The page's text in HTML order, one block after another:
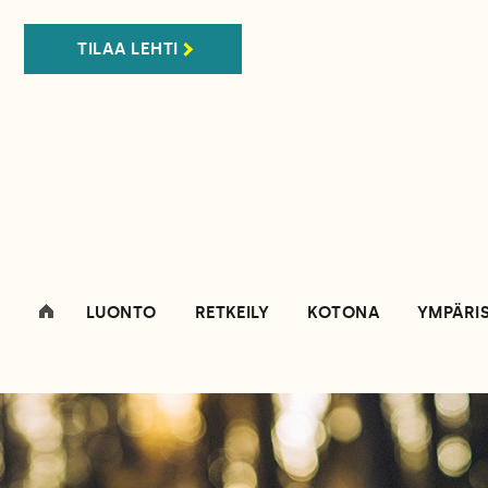
TILAA LEHTI
LUONTO RETKEILY KOTONA